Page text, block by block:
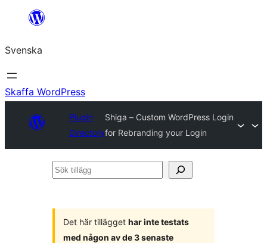
Hoppa
innehåll
Svenska
Skaffa WordPress
Plugin
Directory
Shiga – Custom WordPress Login
for Rebranding your Login
Sök
Det här tillägget har inte testats
med någon av de 3 senaste